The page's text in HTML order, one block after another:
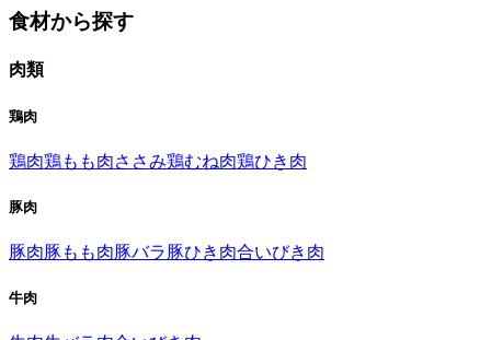
食材から探す
肉類
鶏肉
鶏肉鶏もも肉ささみ鶏むね肉鶏ひき肉
豚肉
豚肉豚もも肉豚バラ豚ひき肉合いびき肉
牛肉